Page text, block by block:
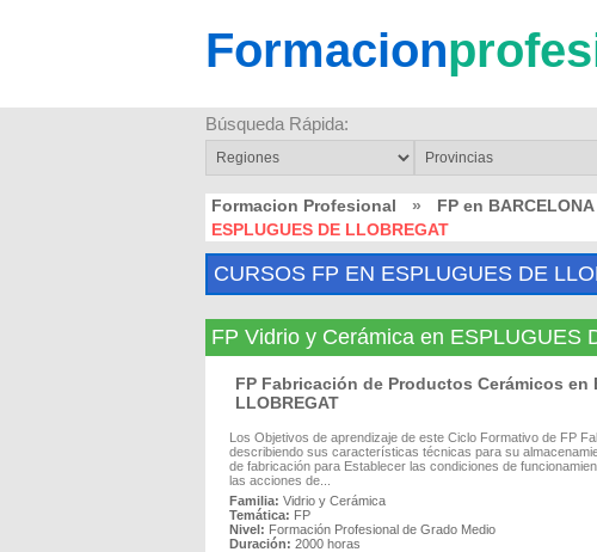
Formacion
Búsqueda Rápida:
Formacion Profesional » FP en BARCELONA
ESPLUGUES DE LLOBREGAT
CURSOS FP EN ESPLUGUES DE
FP Vidrio y Cerámica en ESPLUGUES
FP Fabricación de Productos Cerámicos en
LLOBREGAT
Los Objetivos de aprendizaje de este Ciclo Formativo de FP
describiendo sus características técnicas para su
de fabricación para Establecer las condiciones de
las acciones de...
Familia: Vidrio y Cerámica
Temática: FP
Nivel: Formación Profesional de Grado Medio
Duración: 2000 horas